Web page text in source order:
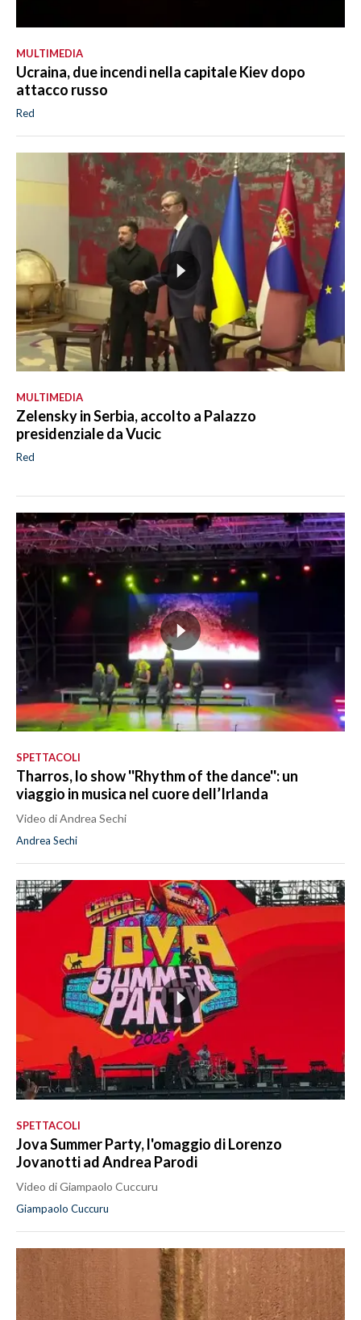
MULTIMEDIA
Ucraina, due incendi nella capitale Kiev dopo
attacco russo
Red
MULTIMEDIA
Zelensky in Serbia, accolto a Palazzo
presidenziale da Vucic
Red
SPETTACOLI
Tharros, lo show ''Rhythm of the dance'': un
viaggio in musica nel cuore dell’Irlanda
Video di Andrea Sechi
Andrea Sechi
SPETTACOLI
Jova Summer Party, l'omaggio di Lorenzo
Jovanotti ad Andrea Parodi
Video di Giampaolo Cuccuru
Giampaolo Cuccuru